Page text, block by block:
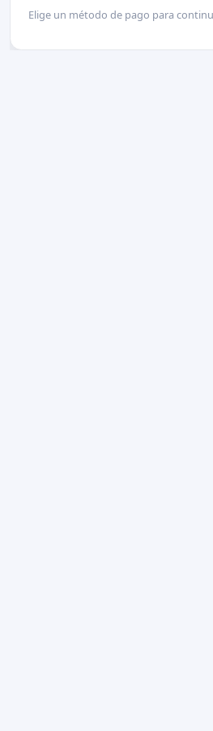
Elige un método de pago para